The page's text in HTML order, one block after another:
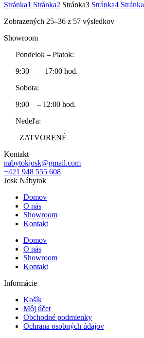
Stránka1 Stránka2 Stránka3 Stránka4 Stránka
Zobrazených 25–36 z 57 výsledkov
Showroom
Pondelok – Piatok:
9:30 – 17:00 hod.
Sobota:
9:00 – 12:00 hod.
Nedeľa:
ZATVORENÉ
Kontakt
nabytokjosk@gmail.com
+421 948 555 608
Josk Nábytok
Domov
O nás
Showroom
Kontakt
Domov
O nás
Showroom
Kontakt
Informácie
Košík
Môj účet
Obchodné podmienky
Ochrana osobných údajov